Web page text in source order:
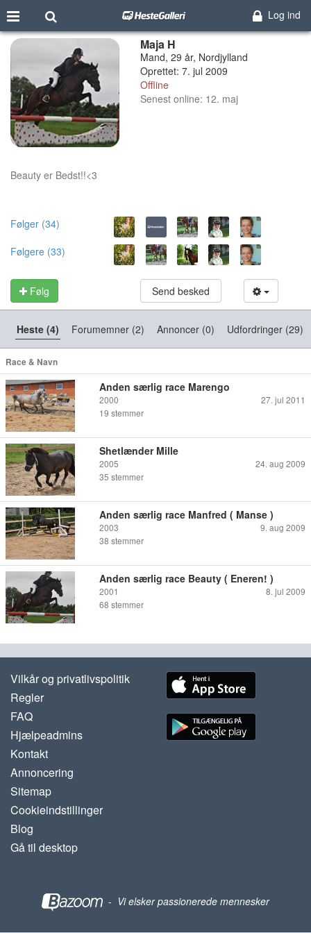
Log ind
Maja H
Mand, 29 år, Nordjylland
Oprettet: 7. jul 2009
Offline
Senest online: 12. maj
Beauty er Bedst!!<3
Følger (34)
Følgere (33)
Følg Send besked
Heste (4) Forumemner (2) Annoncer (0) Udfordringer (29)
Race & Navn
Anden særlig race Marengo
2000
27. jul 2011
19 stemmer
Shetlænder Mille
2005
24. aug 2009
35 stemmer
Anden særlig race Manfred ( Manse )
2003
9. aug 2009
38 stemmer
Anden særlig race Beauty ( Eneren! )
2001
8. jul 2009
68 stemmer
Vilkår og privatlivspolitik
Regler
FAQ
Hjælpeadmins
Kontakt
Annoncering
Sitemap
Cookieindstillinger
Blog
Gå til desktop
- Vi elsker passionerede mennesker